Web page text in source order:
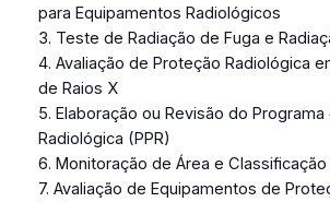
para Equipamentos Radiológicos
3. Teste de Radiação de Fuga e
4. Avaliação de Proteção Radiológica
de Raios X
5. Elaboração ou Revisão do
Radiológica (PPR)
6. Monitoração de Área e
7. Avaliação de Equipamentos de